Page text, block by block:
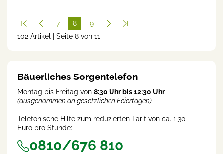
7
8
(cur
9
102 Artikel | Seite 8 von 11
Bäuerliches Sorgentelefon
Montag bis Freitag von 8:30 Uhr bis 12:30 Uhr
(ausgenommen an gesetzlichen Feiertagen)
Telefonische Hilfe zum reduzierten Tarif von ca. 1,30
Euro pro Stunde:
0810/676 810